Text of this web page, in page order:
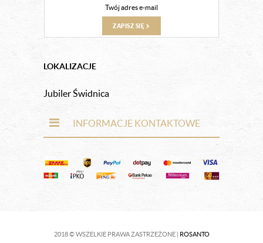
ZAPISZ SIĘ
LOKALIZACJE
Jubiler Świdnica
INFORMACJE KONTAKTOWE
2018 © WSZELKIE PRAWA ZASTRZEŻONE | ROSANTO